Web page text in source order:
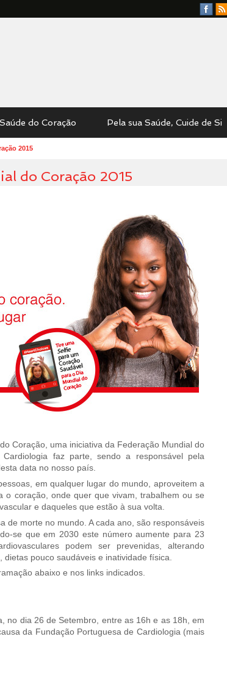
Facebook
RSS
Saúde do Coração Pela sua Saúde, Cuide de Si
2015
do Coração 2015
Coração, uma iniciativa da Federação Mundial do
faz parte, sendo a responsável pela
data no nosso país.
em qualquer lugar do mundo, aproveitem a
o coração, onde quer que vivam, trabalhem ou se
e daqueles que estão à sua volta.
de morte no mundo. A cada ano, são responsáveis
se que em 2030 este número aumente para 23
podem ser prevenidas, alterando
pouco saudáveis e inatividade física.
abaixo e nos links indicados.
no dia 26 de Setembro, entre as 16h e as 18h, em
da Fundação Portuguesa de Cardiologia (mais